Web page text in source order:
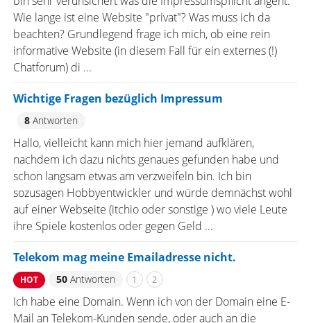
Wie lange ist eine Website "privat"? Was muss ich da
beachten? Grundlegend frage ich mich, ob eine rein
informative Website (in diesem Fall für ein externes (!)
Chatforum) di ...
Wichtige Fragen bezüglich Impressum
8Antworten
Hallo, vielleicht kann mich hier jemand aufklären,
nachdem ich dazu nichts genaues gefunden habe und
schon langsam etwas am verzweifeln bin. Ich bin
sozusagen Hobbyentwickler und würde demnächst wohl
auf einer Webseite (itchio oder sonstige ) wo viele Leute
ihre Spiele kostenlos oder gegen Geld ...
Telekom mag meine Emailadresse nicht.
HOT 50Antworten 1 2
Ich habe eine Domain. Wenn ich von der Domain eine E-
Mail an Telekom-Kunden sende, oder auch an die